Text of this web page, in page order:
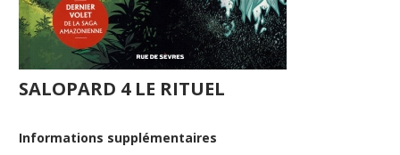
SALOPARD 4 LE RITUEL
Informations supplémentaires